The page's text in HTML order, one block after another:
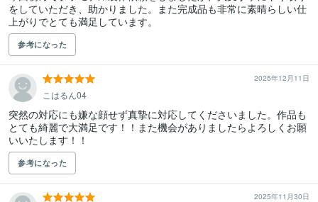
をしていただき、助かりました。また完成品も非常に素晴らしい仕
上がりでとても満足しています。
参考になった
2025年12月11日
こはるん04
突然の対応にも嫌な顔せず真摯に対応してくださいました。作品も
とても綺麗で大満足です！！また機会がありましたらよろしくお願
いいたします！！
参考になった
2025年11月30日